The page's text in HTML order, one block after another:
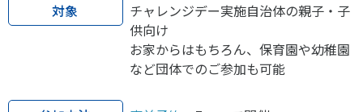
対象
チャレンジデー実施自治体の親子・子
供向け
お家からはもちろん、保育園や幼稚園
など団体でのご参加も可能